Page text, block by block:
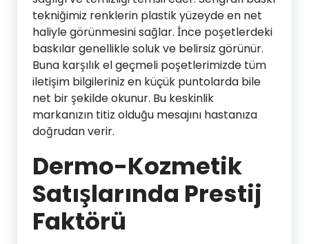
tekniğimiz renklerin plastik yüzeyde en net
haliyle görünmesini sağlar. İnce poşetlerdeki
baskılar genellikle soluk ve belirsiz görünür.
Buna karşılık el geçmeli poşetlerimizde tüm
iletişim bilgileriniz en küçük puntolarda bile
net bir şekilde okunur. Bu keskinlik
markanızın titiz olduğu mesajını hastanıza
doğrudan verir.
Dermo-Kozmetik
Satışlarında Prestij
Faktörü